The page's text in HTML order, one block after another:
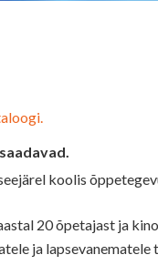
koolis
20 õpetajast ja
ja lapsevanematele